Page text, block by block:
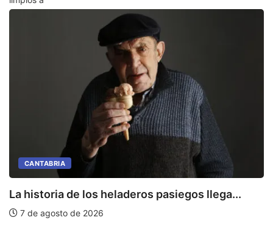
CANTABRIA
La historia de los heladeros pasiegos llega...
7 de agosto de 2026